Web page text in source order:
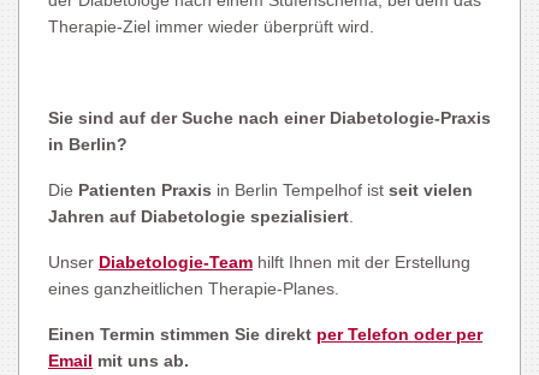
Therapie-Ziel immer wieder überprüft wird.
Sie sind auf der Suche nach einer Diabetologie-Praxis
in Berlin?
Die Patienten Praxis in Berlin Tempelhof ist seit vielen
Jahren auf Diabetologie spezialisiert
Unser Diabetologie-Team hilft Ihnen mit der Erstellung
eines ganzheitlichen Therapie-Planes.
Einen Termin stimmen Sie direkt per Telefon oder per
Email mit uns ab.